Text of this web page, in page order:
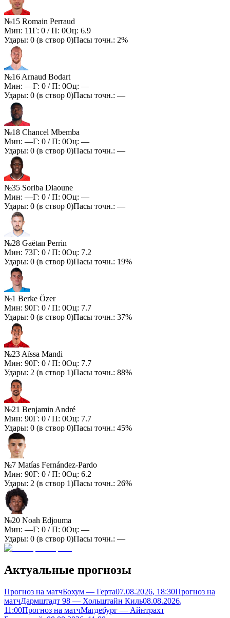
№15 Romain Perraud
Мин: 11Г: 0 / П: 0Оц: 6.9
Удары: 0 (в створ 0)Пасы точн.: 2%
№16 Arnaud Bodart
Мин: —Г: 0 / П: 0Оц: —
Удары: 0 (в створ 0)Пасы точн.: —
№18 Chancel Mbemba
Мин: —Г: 0 / П: 0Оц: —
Удары: 0 (в створ 0)Пасы точн.: —
№35 Soriba Diaoune
Мин: —Г: 0 / П: 0Оц: —
Удары: 0 (в створ 0)Пасы точн.: —
№28 Gaëtan Perrin
Мин: 73Г: 0 / П: 0Оц: 7.2
Удары: 0 (в створ 0)Пасы точн.: 19%
№1 Berke Özer
Мин: 90Г: 0 / П: 0Оц: 7.7
Удары: 0 (в створ 0)Пасы точн.: 37%
№23 Aïssa Mandi
Мин: 90Г: 0 / П: 0Оц: 7.7
Удары: 2 (в створ 1)Пасы точн.: 88%
№21 Benjamin André
Мин: 90Г: 0 / П: 0Оц: 7.7
Удары: 0 (в створ 0)Пасы точн.: 45%
№7 Matías Fernández-Pardo
Мин: 90Г: 0 / П: 0Оц: 6.2
Удары: 2 (в створ 1)Пасы точн.: 26%
№20 Noah Edjouma
Мин: —Г: 0 / П: 0Оц: —
Удары: 0 (в створ 0)Пасы точн.: —
Актуальные прогнозы
Прогноз на матчБохум — Герта07.08.2026, 18:30Прогноз на
матчДармштадт 98 — Хольштайн Киль08.08.2026,
11:00Прогноз на матчМагдебург — Айнтрахт